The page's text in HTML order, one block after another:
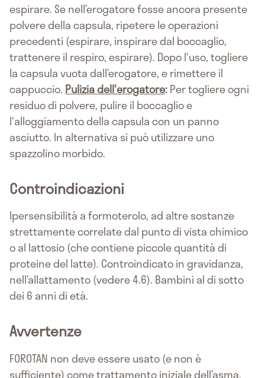
espirare. Se nell’erogatore fosse ancora presente
polvere della capsula, ripetere le operazioni
precedenti (espirare, inspirare dal boccaglio,
trattenere il respiro, espirare). Dopo l'uso, togliere
la capsula vuota dall’erogatore, e rimettere il
cappuccio. Pulizia dell'erogatore:Per togliere ogni
residuo di polvere, pulire il boccaglio e
l'alloggiamento della capsula con un panno
asciutto. In alternativa si può utilizzare uno
spazzolino morbido.
Controindicazioni
Ipersensibilità a formoterolo, ad altre sostanze
strettamente correlate dal punto di vista chimico
o al lattosio (che contiene piccole quantità di
proteine del latte). Controindicato in gravidanza,
nell’allattamento (vedere 4.6). Bambini al di sotto
dei 6 anni di età.
Avvertenze
FOROTAN non deve essere usato (e non è
sufficiente) come trattamento iniziale dell’asma.